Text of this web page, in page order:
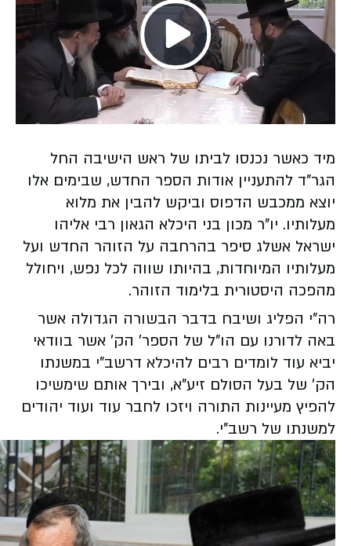
Play
Video
מיד כאשר נכנסו לביתו של ראש הישיבה החל
הגר"ד להתעניין אודות הספר החדש, שבימים אלו
יוצא ממכבש הדפוס וביקש להבין את מלוא
מעלותיו. יו"ר מכון בני היכלא הגאון רבי אליהו
ישראל אשלג סיפר בהרחבה על הזוהר החדש ועל
מעלותיו המיוחדות, בהיותו שווה לכל נפש, ויחולל
מהפכה היסטורית בלימוד הזוהר.
רה"י הפליג ושיבח בדבר הבשורה הגדולה אשר
באה לדורנו עם הו"ל של הספר' הק' אשר בוודאי
יביא עוד לומדים רבים להיכלא דרשב"י במשנתו
הק' של בעל הסולם זיע"א, ובירך אותם שימשיכו
להפיץ מעיינות התורה ויזכו לחבר עוד ועוד יהודים
למשנתו של רשב"י.